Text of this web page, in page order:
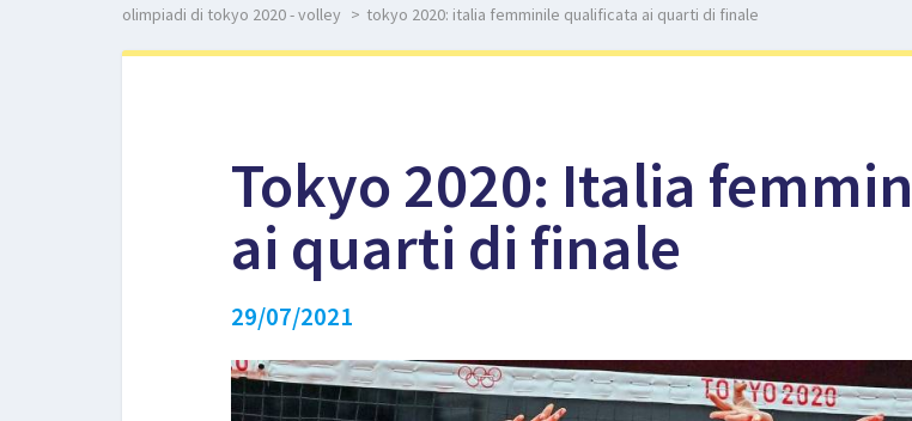
olimpiadi di tokyo 2020 - volley > tokyo 2020: italia femminile qualificata ai quarti di finale
Tokyo 2020: Italia
ai quarti di finale
29/07/2021